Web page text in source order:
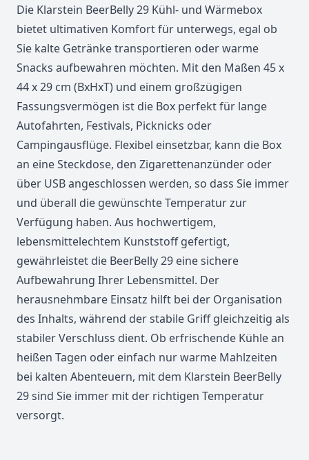
Die Klarstein BeerBelly 29 Kühl- und Wärmebox
bietet ultimativen Komfort für unterwegs, egal ob
Sie kalte Getränke transportieren oder warme
Snacks aufbewahren möchten. Mit den Maßen 45 x
44 x 29 cm (BxHxT) und einem großzügigen
Fassungsvermögen ist die Box perfekt für lange
Autofahrten, Festivals, Picknicks oder
Campingausflüge. Flexibel einsetzbar, kann die Box
an eine Steckdose, den Zigarettenanzünder oder
über USB angeschlossen werden, so dass Sie immer
und überall die gewünschte Temperatur zur
Verfügung haben. Aus hochwertigem,
lebensmittelechtem Kunststoff gefertigt,
gewährleistet die BeerBelly 29 eine sichere
Aufbewahrung Ihrer Lebensmittel. Der
herausnehmbare Einsatz hilft bei der Organisation
des Inhalts, während der stabile Griff gleichzeitig als
stabiler Verschluss dient. Ob erfrischende Kühle an
heißen Tagen oder einfach nur warme Mahlzeiten
bei kalten Abenteuern, mit dem Klarstein BeerBelly
29 sind Sie immer mit der richtigen Temperatur
versorgt.